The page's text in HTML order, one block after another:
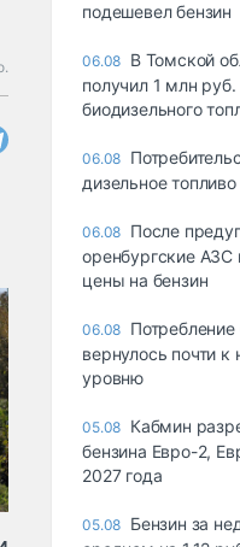
подешевел бензин
06.08 В Томской
получил 1 млн
биодизельного
06.08
дизельное
06.08 После
оренбургские АЗС
цены на бензин
06.08
вернулось почти
уровню
05.08 Кабмин
бензина Евро-2,
2027 года
05.08 Бензин за